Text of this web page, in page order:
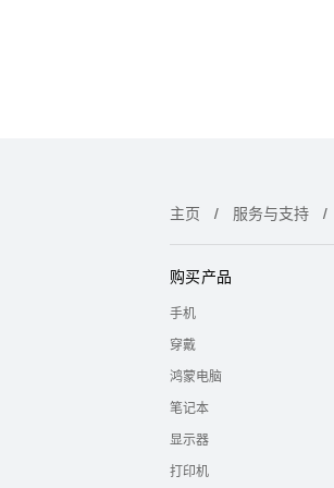
主页 服务与支持
购买产品
手机
穿戴
鸿蒙电脑
笔记本
显示器
打印机